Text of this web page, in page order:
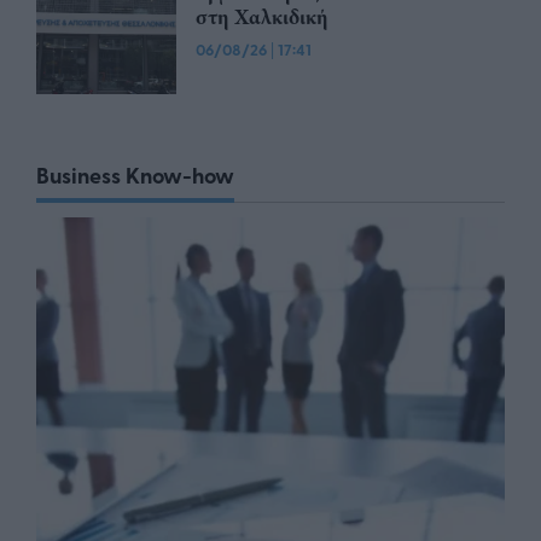
στη Χαλκιδική
06/08/26 | 17:41
Business Know-how